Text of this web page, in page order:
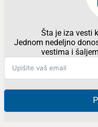
Šta je iza vesti
Jednom nedeljno
vestima i